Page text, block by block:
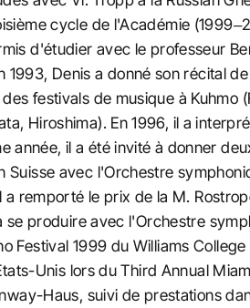
cycle de l'Académie
d'étudier avec le professeur
Denis a donné son récital
festivals de musique à Kuhmo
Hiroshima). En 1996, il a
année, il a été invité à donner
avec l'Orchestre
remporté le prix de la M.
produire avec l'Orchestre
Festival 1999 du Williams
Unis lors du Third Annual
Haus, suivi de prestations